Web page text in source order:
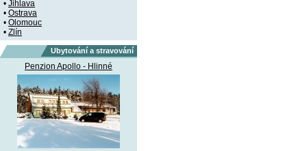
• Jihlava
• Ostrava
• Olomouc
• Zlín
Ubytování a stravování
Penzion Apollo - Hlinné